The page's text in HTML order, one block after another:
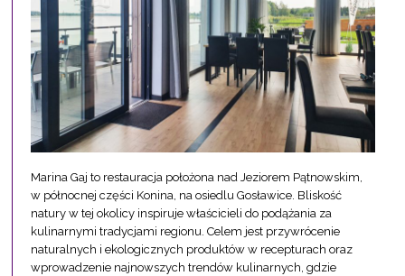
Marina Gaj to restauracja położona nad Jeziorem Pątnowskim,
w północnej części Konina, na osiedlu Gosławice. Bliskość
natury w tej okolicy inspiruje właścicieli do podążania za
kulinarnymi tradycjami regionu. Celem jest przywrócenie
naturalnych i ekologicznych produktów w recepturach oraz
wprowadzenie najnowszych trendów kulinarnych, gdzie